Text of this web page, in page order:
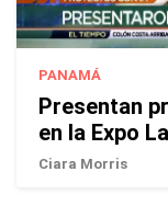
PANAMÁ
Presentan
en la Expo
Ciara Morris